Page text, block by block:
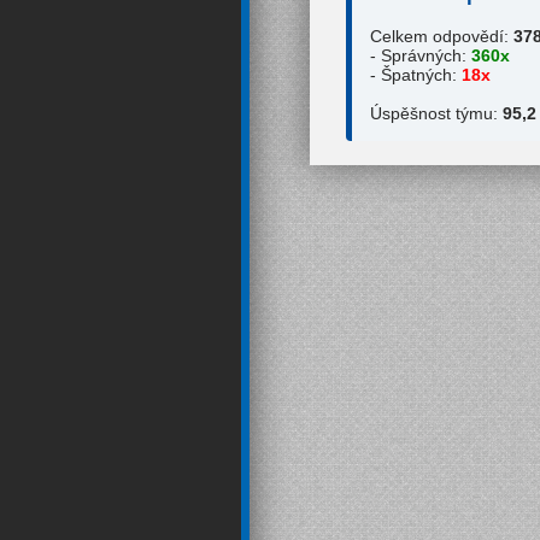
Celkem odpovědí:
- Správných: 360x
- Špatných: 18x
Úspěšnost týmu: 95,2